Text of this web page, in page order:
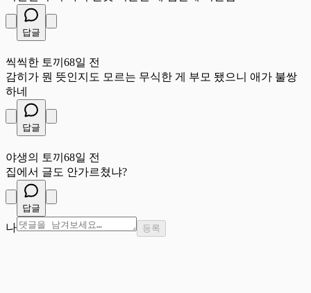
답글
씩씩한 토끼 68일 전
감히가 뭔 뜻인지도 모르는 무식한 게 부모 됐으니 애가 불쌍
하네
답글
야생의 토끼 68일 전
집에서 글도 안가르쳤냐?
답글
나 등록